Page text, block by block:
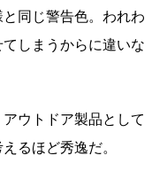
同じ警告色。われわ
しまうからに違いな
ウトドア製品として
るほど秀逸だ。